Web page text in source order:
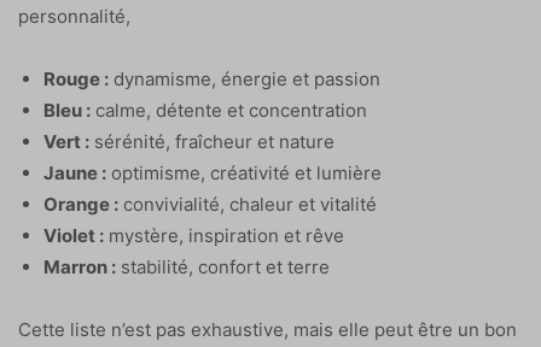
personnalité,
Rouge : dynamisme, énergie et passion
Bleu : calme, détente et concentration
Vert : sérénité, fraîcheur et nature
Jaune : optimisme, créativité et lumière
Orange : convivialité, chaleur et vitalité
Violet : mystère, inspiration et rêve
Marron : stabilité, confort et terre
Cette liste n’est pas exhaustive, mais elle peut être un bon